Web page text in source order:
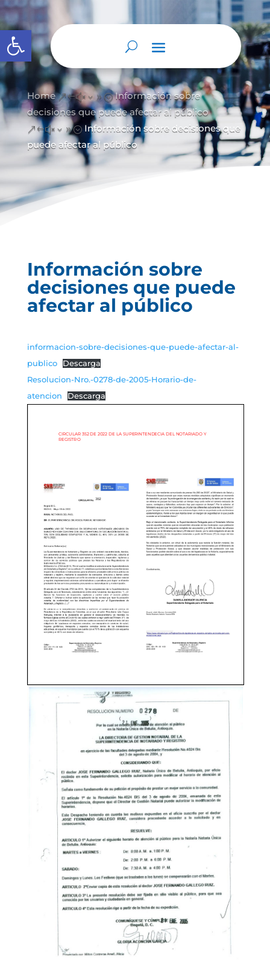
Abrir barra de herramientas
Home &#x39; Información sobre
decisiones que puede afectar al público
&#x39; Información sobre decisiones que
puede afectar al público
Información sobre
decisiones que puede
afectar al público
informacion-sobre-decisiones-que-puede-afectar-al-
publico
Descarga
Resolucion-Nro.-0278-de-2005-Horario-de-
atencion
Descarga